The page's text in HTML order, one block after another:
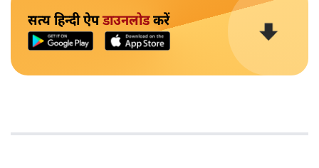
सत्य हिन्दी ऐपडाउनलोडकरें